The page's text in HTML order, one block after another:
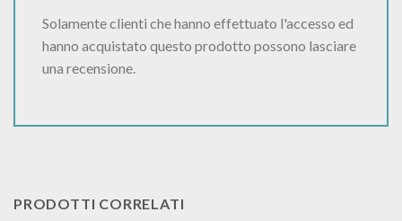
Solamente clienti che hanno effettuato l'accesso ed
hanno acquistato questo prodotto possono lasciare
una recensione.
PRODOTTI CORRELATI